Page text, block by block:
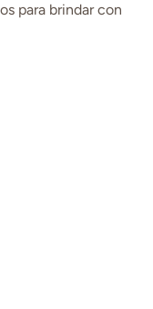
para brindar con